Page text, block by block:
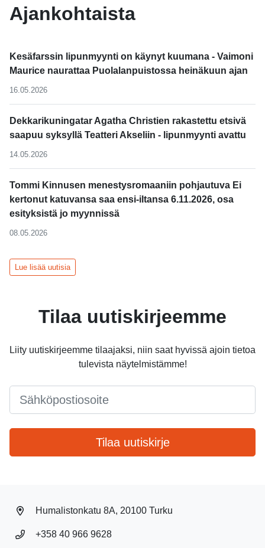
Ajankohtaista
Kesäfarssin lipunmyynti on käynyt kuumana - Vaimoni
Maurice naurattaa Puolalanpuistossa heinäkuun ajan
16.05.2026
Dekkarikuningatar Agatha Christien rakastettu etsivä
saapuu syksyllä Teatteri Akseliin - lipunmyynti avattu
14.05.2026
Tommi Kinnusen menestysromaaniin pohjautuva Ei
kertonut katuvansa saa ensi-iltansa 6.11.2026, osa
esityksistä jo myynnissä
08.05.2026
Lue lisää uutisia
Tilaa uutiskirjeemme
Liity uutiskirjeemme tilaajaksi, niin saat hyvissä ajoin tietoa
tulevista näytelmistämme!
Tilaa uutiskirje
Humalistonkatu 8A, 20100 Turku
+358 40 966 9628